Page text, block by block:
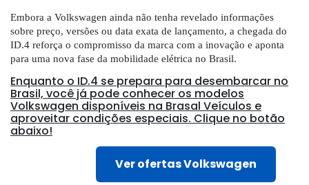
Embora a Volkswagen ainda não tenha revelado informações
sobre preço, versões ou data exata de lançamento, a chegada do
ID.4 reforça o compromisso da marca com a inovação e aponta
para uma nova fase da mobilidade elétrica no Brasil.
Enquanto o ID.4 se prepara para desembarcar no
Brasil, você já pode conhecer os modelos
Volkswagen disponíveis na Brasal Veículos e
aproveitar condições especiais. Clique no botão
abaixo!
Ver ofertas Volkswagen